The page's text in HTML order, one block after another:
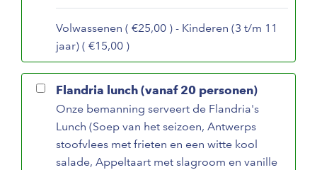
Volwassenen ( €25,00 ) - Kinderen (3 t/m 11
jaar) ( €15,00 )
Flandria lunch (vanaf 20 personen)
Onze bemanning serveert de Flandria's
Lunch (Soep van het seizoen, Antwerps
stoofvlees met frieten en een witte kool
salade, Appeltaart met slagroom en vanille